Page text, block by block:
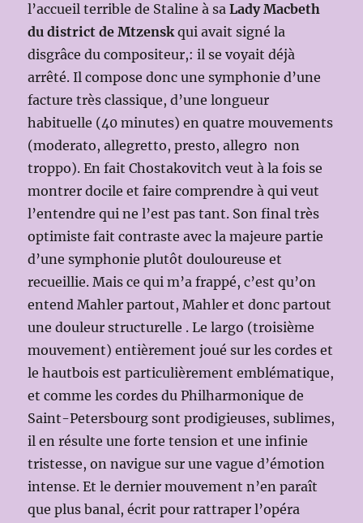
l’accueil terrible de Staline à saLady Macbeth
du district de Mtzenskqui avait signé la
disgrâce du compositeur,: il se voyait déjà
arrêté. Il compose donc une symphonie d’une
facture très classique, d’une longueur
habituelle (40 minutes) en quatre mouvements
(moderato, allegretto, presto, allegro non
troppo). En fait Chostakovitch veut à la fois se
montrer docile et faire comprendre à qui veut
l’entendre qui ne l’est pas tant. Son final très
optimiste fait contraste avec la majeure partie
d’une symphonie plutôt douloureuse et
recueillie. Mais ce qui m’a frappé, c’est qu’on
entend Mahler partout, Mahler et donc partout
une douleur structurelle . Le largo (troisième
mouvement) entièrement joué sur les cordes et
le hautbois est particulièrement emblématique,
et comme les cordes du Philharmonique de
Saint-Petersbourg sont prodigieuses, sublimes,
il en résulte une forte tension et une infinie
tristesse, on navigue sur une vague d’émotion
intense. Et le dernier mouvement n’en paraît
que plus banal, écrit pour rattraper l’opéra